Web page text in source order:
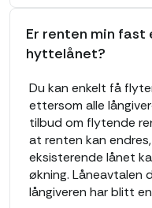
Er renten min
hyttelånet?
Du kan enkelt få
ettersom alle
tilbud om flytende
at renten kan
eksisterende lånet
økning. Låneavtalen
långiveren har blitt